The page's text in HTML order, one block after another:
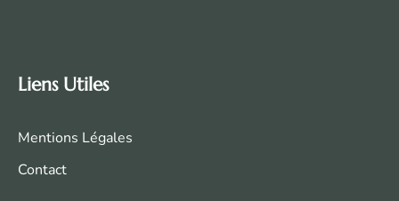
Liens Utiles
Mentions Légales
Contact